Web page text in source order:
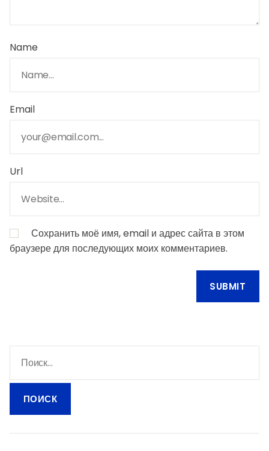
Name
Email
Url
Сохранить моё имя, email и адрес сайта в этом
браузере для последующих моих комментариев.
й
и